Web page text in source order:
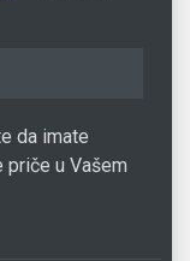
da imate
u Vašem